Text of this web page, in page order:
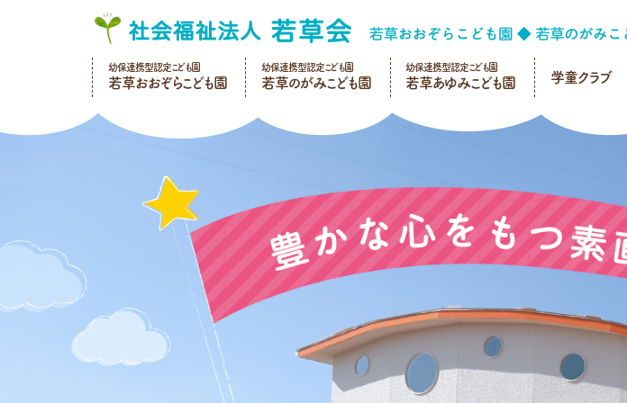
幼保連携型認定こども園
若草おおぞらこども園
幼保連携型認定こども園
若草のがみこども園
幼保連携型認定こども園
若草あゆみこども園 学童クラブ